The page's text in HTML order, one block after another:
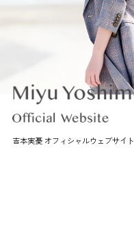
吉本実憂 オフィシャルウェブサイト